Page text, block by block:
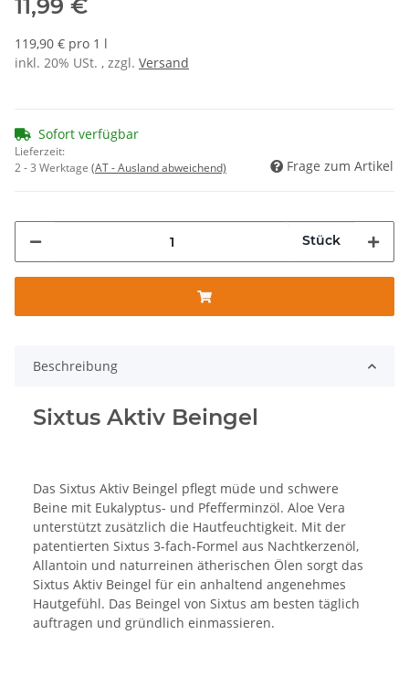
11,99 €
119,90 € pro 1 l
inkl. 20% USt. , zzgl. Versand
Sofort verfügbar
Lieferzeit:
2 - 3 Werktage (AT - Ausland abweichend) Frage zum Artikel
Stück
Beschreibung
Sixtus Aktiv Beingel
Das Sixtus Aktiv Beingel pflegt müde und schwere
Beine mit Eukalyptus- und Pfefferminzöl. Aloe Vera
unterstützt zusätzlich die Hautfeuchtigkeit. Mit der
patentierten Sixtus 3-fach-Formel aus Nachtkerzenöl,
Allantoin und naturreinen ätherischen Ölen sorgt das
Sixtus Aktiv Beingel für ein anhaltend angenehmes
Hautgefühl. Das Beingel von Sixtus am besten täglich
auftragen und gründlich einmassieren.